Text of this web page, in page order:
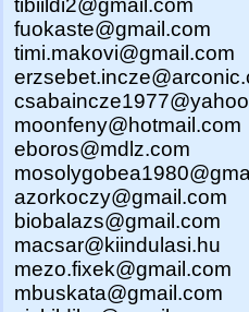
tibiildi2@gmail.com
fuokaste@gmail.com
timi.makovi@gmail.com
moonfeny@hotmail.com
eboros@mdlz.com
azorkoczy@gmail.com
biobalazs@gmail.com
macsar@kiindulasi.hu
mezo.fixek@gmail.com
mbuskata@gmail.com